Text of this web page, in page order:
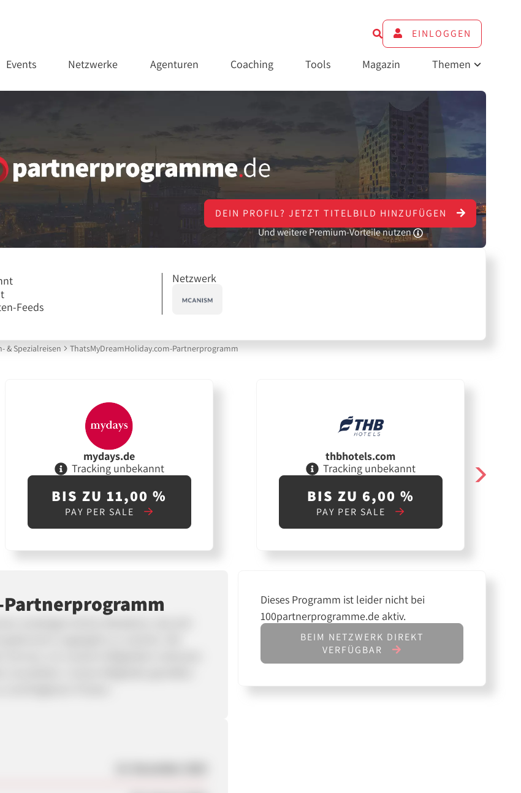
EINLOGGEN
Events Netzwerke Agenturen Coaching Tools Magazin Themen
DEIN PROFIL? JETZT TITELBILD HINZUFÜGEN
Und weitere Premium-Vorteile nutzen
Feeds
Netzwerk
& Spezialreisen ThatsMyDreamHoliday.com-Partnerprogramm
mydays.de
Tracking unbekannt
BIS ZU 11,00 %
PAY PER SALE
thbhotels.com
Tracking unbekannt
BIS ZU 6,00 %
PAY PER SALE
Dieses Programm ist leider nicht bei
100partnerprogramme.de aktiv.
BEIM NETZWERK DIREKT
VERFÜGBAR